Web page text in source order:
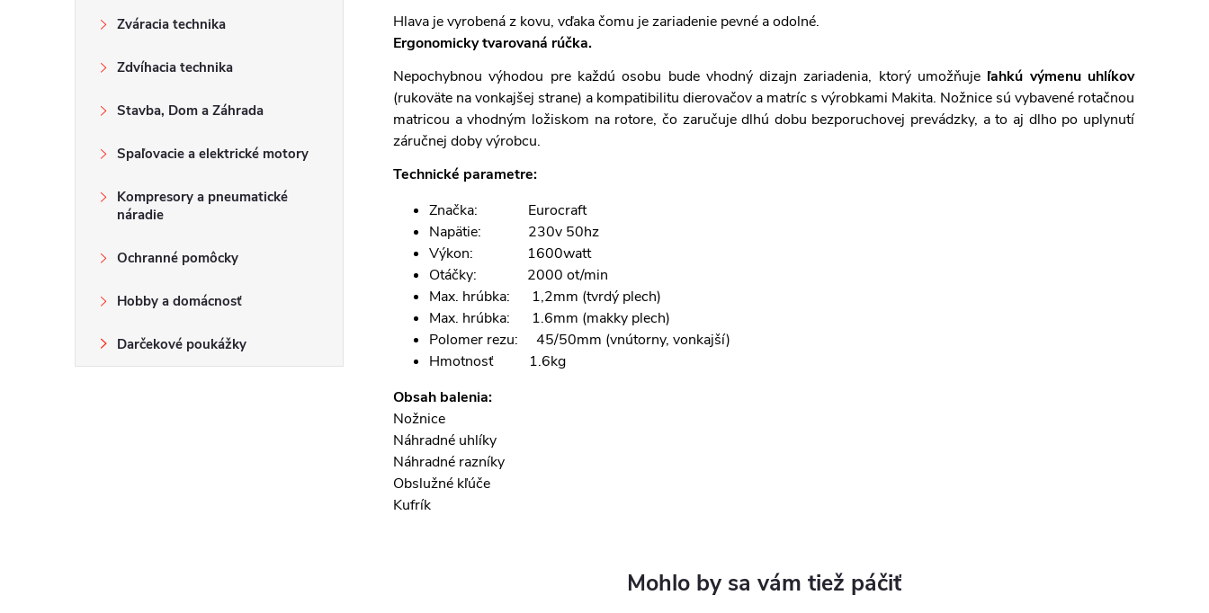
Zváracia technika
Zdvíhacia technika
Stavba, Dom a Záhrada
Spaľovacie a elektrické motory
Kompresory a pneumatické
náradie
Ochranné pomôcky
Hobby a domácnosť
Darčekové poukážky
Hlava je vyrobená z kovu, vďaka čomu je zariadenie pevné a odolné.
Ergonomicky tvarovaná rúčka.
Nepochybnou výhodou pre každú osobu bude vhodný dizajn zariadenia, ktorý umožňuje ľahkú výmenu uhlíkov
(rukoväte na vonkajšej strane) a kompatibilitu dierovačov a matríc s výrobkami Makita. Nožnice sú vybavené rotačnou
matricou a vhodným ložiskom na rotore, čo zaručuje dlhú dobu bezporuchovej prevádzky, a to aj dlho po uplynutí
záručnej doby výrobcu.
Technické parametre:
Značka: Eurocraft
Napätie: 230v 50hz
Výkon: 1600watt
Otáčky: 2000 ot/min
Max. hrúbka: 1,2mm (tvrdý plech)
Max. hrúbka: 1.6mm (makky plech)
Polomer rezu: 45/50mm (vnútorny, vonkajší)
Hmotnosť 1.6kg
Obsah balenia:
Nožnice
Náhradné uhlíky
Náhradné razníky
Obslužné kľúče
Kufrík